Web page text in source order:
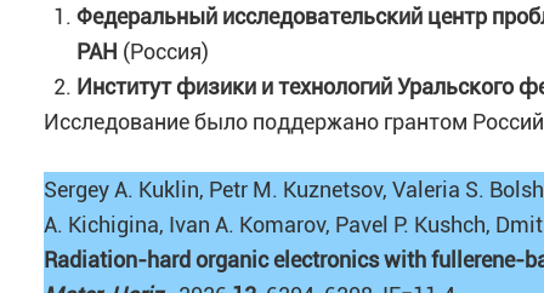
Федеральный исследовательский центр
РАН (Россия)
Институт физики и технологий Уральского
Исследование было поддержано грантом
Sergey A. Kuklin, Petr M. Kuznetsov, Valeria S.
A. Kichigina, Ivan A. Komarov, Pavel P. Kushch,
Radiation-hard organic electronics with fullerene-